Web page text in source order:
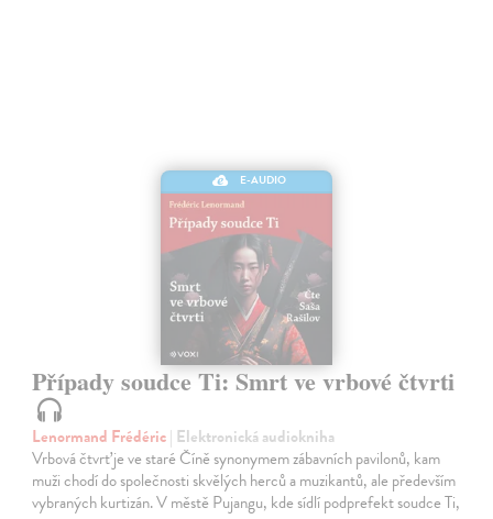
E-AUDIO
Případy soudce Ti: Smrt ve vrbové čtvrti
Lenormand Frédéric| Elektronická audiokniha
Vrbová čtvrť je ve staré Číně synonymem zábavních pavilonů, kam
muži chodí do společnosti skvělých herců a muzikantů, ale především
vybraných kurtizán. V městě Pujangu, kde sídlí podprefekt soudce Ti,